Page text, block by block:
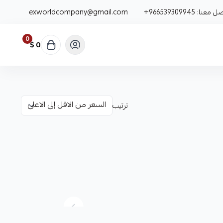
معنا: +966539309945
exworldcompany@gmail.com
0 0 $
ترتيب